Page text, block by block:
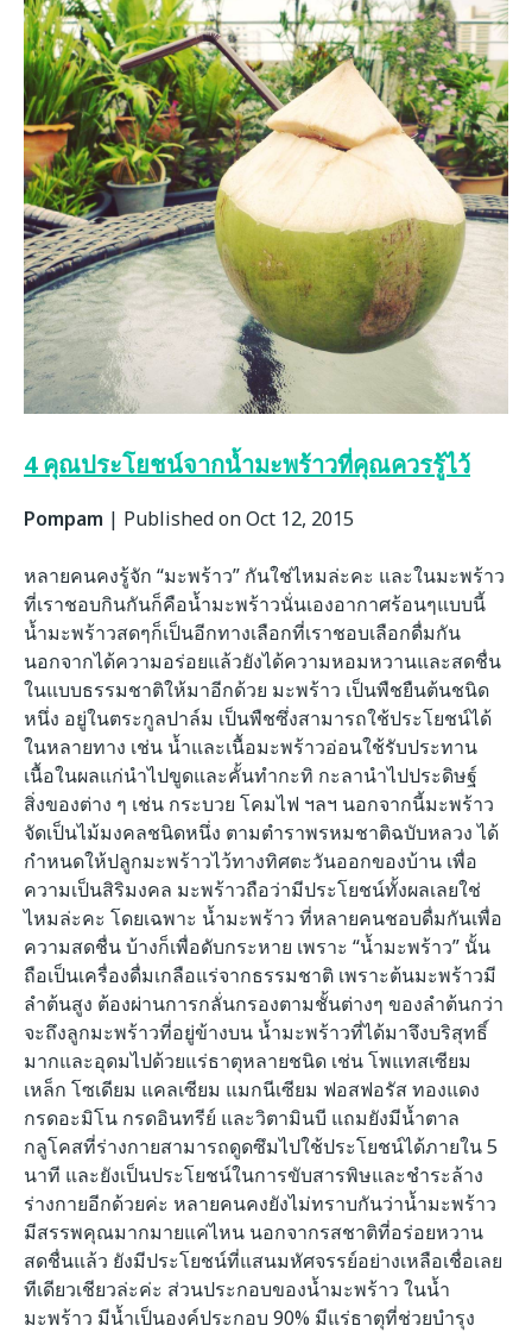
4 คุณประโยชน์จากน้ำมะพร้าวที่คุณควรรู้ไว้
Pompam | Published on Oct 12, 2015
หลายคนคงรู้จัก “มะพร้าว” กันใช่ไหมล่ะคะ และในมะพร้าว
ที่เราชอบกินกันก็คือน้ำมะพร้าวนั่นเองอากาศร้อนๆแบบนี้
น้ำมะพร้าวสดๆก็เป็นอีกทางเลือกที่เราชอบเลือกดื่มกัน
นอกจากได้ความอร่อยแล้วยังได้ความหอมหวานและสดชื่น
ในแบบธรรมชาติให้มาอีกด้วย มะพร้าว เป็นพืชยืนต้นชนิด
หนึ่ง อยู่ในตระกูลปาล์ม เป็นพืชซึ่งสามารถใช้ประโยชน์ได้
ในหลายทาง เช่น น้ำและเนื้อมะพร้าวอ่อนใช้รับประทาน
เนื้อในผลแก่นำไปขูดและคั้นทำกะทิ กะลานำไปประดิษฐ์
สิ่งของต่าง ๆ เช่น กระบวย โคมไฟ ฯลฯ นอกจากนี้มะพร้าว
จัดเป็นไม้มงคลชนิดหนึ่ง ตามตำราพรหมชาติฉบับหลวง ได้
กำหนดให้ปลูกมะพร้าวไว้ทางทิศตะวันออกของบ้าน เพื่อ
ความเป็นสิริมงคล มะพร้าวถือว่ามีประโยชน์ทั้งผลเลยใช่
ไหมล่ะคะ โดยเฉพาะ น้ำมะพร้าว ที่หลายคนชอบดื่มกันเพื่อ
ความสดชื่น บ้างก็เพื่อดับกระหาย เพราะ “น้ำมะพร้าว” นั้น
ถือเป็นเครื่องดื่มเกลือแร่จากธรรมชาติ เพราะต้นมะพร้าวมี
ลำต้นสูง ต้องผ่านการกลั่นกรองตามชั้นต่างๆ ของลำต้นกว่า
จะถึงลูกมะพร้าวที่อยู่ข้างบน น้ำมะพร้าวที่ได้มาจึงบริสุทธิ์
มากและอุดมไปด้วยแร่ธาตุหลายชนิด เช่น โพแทสเซียม
เหล็ก โซเดียม แคลเซียม แมกนีเซียม ฟอสฟอรัส ทองแดง
กรดอะมิโน กรดอินทรีย์ และวิตามินบี แถมยังมีน้ำตาล
กลูโคสที่ร่างกายสามารถดูดซึมไปใช้ประโยชน์ได้ภายใน 5
นาที และยังเป็นประโยชน์ในการขับสารพิษและชำระล้าง
ร่างกายอีกด้วยค่ะ หลายคนคงยังไม่ทราบกันว่าน้ำมะพร้าว
มีสรรพคุณมากมายแค่ไหน นอกจากรสชาติที่อร่อยหวาน
สดชื่นแล้ว ยังมีประโยชน์ที่แสนมหัศจรรย์อย่างเหลือเชื่อเลย
ทีเดียวเชียวล่ะค่ะ ส่วนประกอบของน้ำมะพร้าว ในน้ำ
มะพร้าว มีน้ำเป็นองค์ประกอบ 90% มีแร่ธาตุที่ช่วยบำรุง